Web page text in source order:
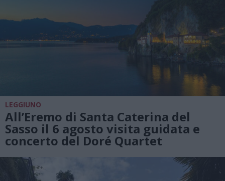
LEGGIUNO
All’Eremo di Santa Caterina del
Sasso il 6 agosto visita guidata e
concerto del Doré Quartet